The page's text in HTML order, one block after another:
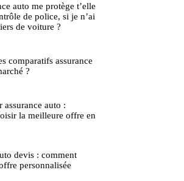
auto me protège t’elle
de police, si je n’ai
de voiture ?
comparatifs assurance
?
assurance auto :
la meilleure offre en
devis : comment
personnalisée